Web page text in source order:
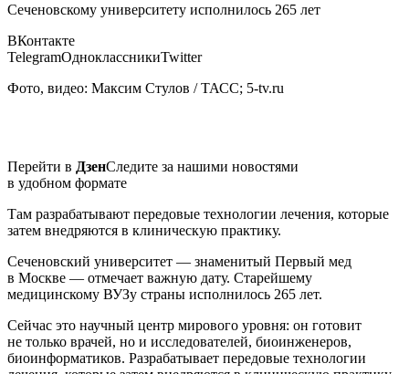
Сеченовскому университету исполнилось 265 лет
ВКонтакте
TelegramОдноклассникиTwitter
Фото, видео: Максим Стулов / ТАСС; 5-tv.ru
Перейти в ДзенСледите за нашими новостями
в удобном формате
Там разрабатывают передовые технологии лечения, которые
затем внедряются в клиническую практику.
Сеченовский университет — знаменитый Первый мед
в Москве — отмечает важную дату. Старейшему
медицинскому ВУЗу страны исполнилось 265 лет.
Сейчас это научный центр мирового уровня: он готовит
не только врачей, но и исследователей, биоинженеров,
биоинформатиков. Разрабатывает передовые технологии